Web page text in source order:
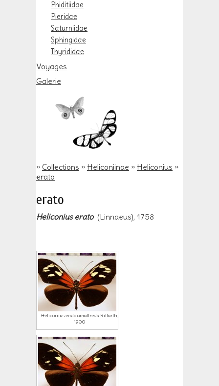
Phiditiidae
Pieridae
Saturniidae
Sphingidae
Thyrididae
Voyages
Galerie
» Collections » Heliconiinae » Heliconius »
erato
erato
Heliconius erato (Linnaeus), 1758
Heliconius erato amalfreda Riffarth,
1900